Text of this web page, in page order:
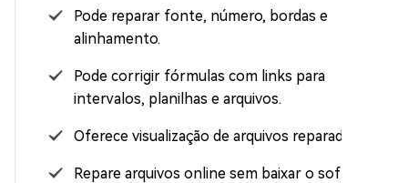
Pode reparar fonte, número, bordas e
alinhamento.
Pode corrigir fórmulas com links para
intervalos, planilhas e arquivos.
Oferece visualização de arquivos reparados.
Repare arquivos online sem baixar o software.